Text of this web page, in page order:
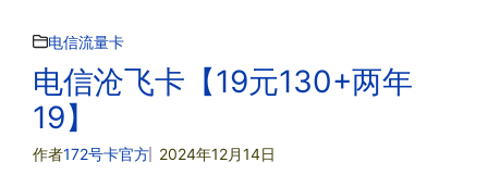
电信流量卡
电信沧飞卡【19元130+两年
19】
作者172号卡官方 2024年12月14日